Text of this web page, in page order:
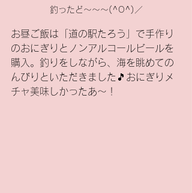
釣ったど～～～(^O^)／
お昼ご飯は「道の駅たろう」で手作り
のおにぎりとノンアルコールビールを
購入。釣りをしながら、海を眺めての
んびりといただきました🎵おにぎりメ
チャ美味しかったあ～！